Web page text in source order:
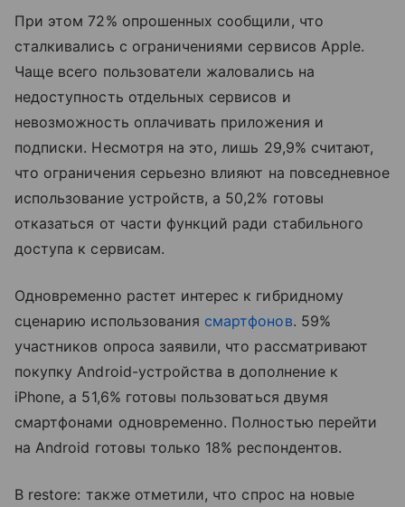
При этом 72% опрошенных сообщили, что
сталкивались с ограничениями сервисов Apple.
Чаще всего пользователи жаловались на
недоступность отдельных сервисов и
невозможность оплачивать приложения и
подписки. Несмотря на это, лишь 29,9% считают,
что ограничения серьезно влияют на повседневное
использование устройств, а 50,2% готовы
отказаться от части функций ради стабильного
доступа к сервисам.
Одновременно растет интерес к гибридному
сценарию использования смартфонов. 59%
участников опроса заявили, что рассматривают
покупку Android-устройства в дополнение к
iPhone, а 51,6% готовы пользоваться двумя
смартфонами одновременно. Полностью перейти
на Android готовы только 18% респондентов.
В restore: также отметили, что спрос на новые